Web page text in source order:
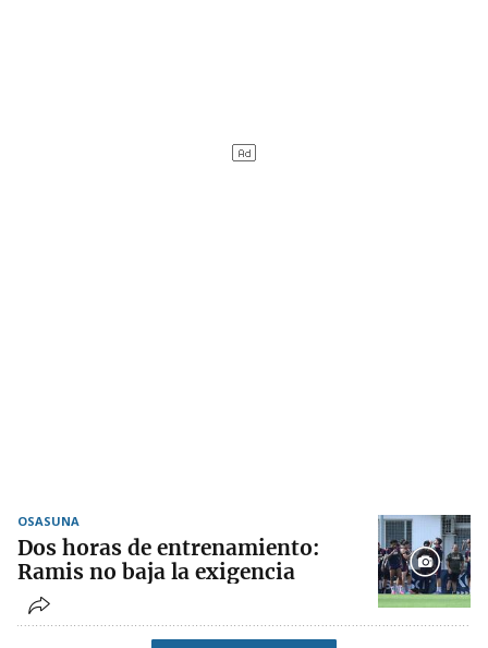
OSASUNA
Dos horas de entrenamiento:
Ramis no baja la exigencia